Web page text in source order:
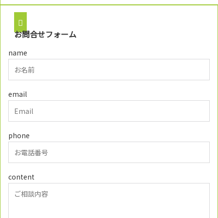
お問合せフォーム
name
email
phone
content